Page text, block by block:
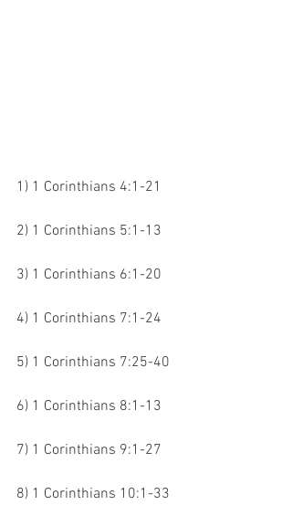
1) 1 Corinthians 4:1-21
2) 1 Corinthians 5:1-13
3) 1 Corinthians 6:1-20
4) 1 Corinthians 7:1-24
5) 1 Corinthians 7:25-40
6) 1 Corinthians 8:1-13
7) 1 Corinthians 9:1-27
8) 1 Corinthians 10:1-33